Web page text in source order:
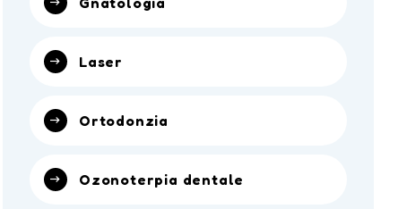
Laser
Ortodonzia
Ozonoterpia dentale